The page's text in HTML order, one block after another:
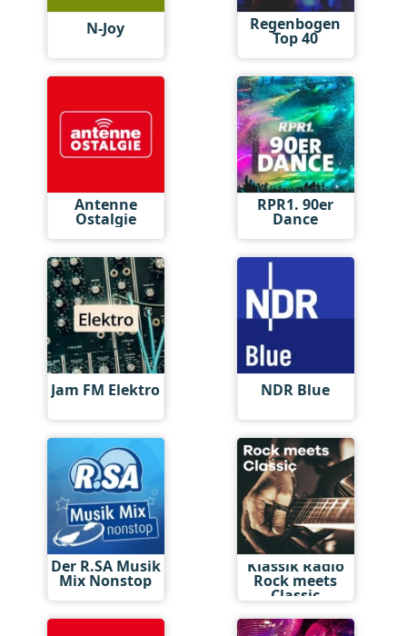
N-Joy Regenbogen
Top 40
Antenne
Ostalgie
RPR1. 90er
Dance
Jam FM Elektro NDR Blue
Der R.SA Musik
Mix Nonstop
Klassik Radio
Rock meets
Classic